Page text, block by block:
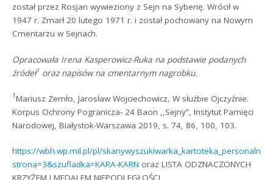
został przez Rosjan wywieziony z Sejn na Syberię. Wrócił w
1947 r. Zmarł 20 lutego 1971 r. i został pochowany na Nowym
Cmentarzu w Sejnach.
Opracowała Irena Kasperowicz-Ruka na podstawie podanych
źródeł1 oraz napisów na cmentarnym nagrobku.
1Mariusz Zemło, Jarosław Wojciechowicz, W służbie Ojczyźnie.
Korpus Ochrony Pogranicza- 24 Baon ,,Sejny”, Instytut Pamięci
Narodowej, Białystok-Warszawa 2019, s. 74, 86, 100, 103.
https://wbh.wp.mil.pl/pl/
strona=3&szufladka=KARA-KARN oraz LISTA ODZNACZONYCH
KRZYŻEM I MEDALEM NIEPODLEGŁOŚCI